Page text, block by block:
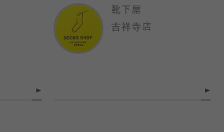
靴下屋
吉祥寺店